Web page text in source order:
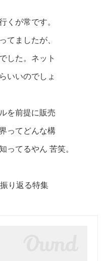
くが常です。
てましたが、
した。ネット
いいのでしょ
を前提に販売
ってどんな構
ってるやん 苦笑。
り返る特集